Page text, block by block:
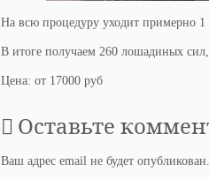
На всю процедуру уходит примерно 1
В итоге получаем 260 лошадиных
Цена: от 17000 руб
Оставьте
Ваш адрес email не будет опубликован.